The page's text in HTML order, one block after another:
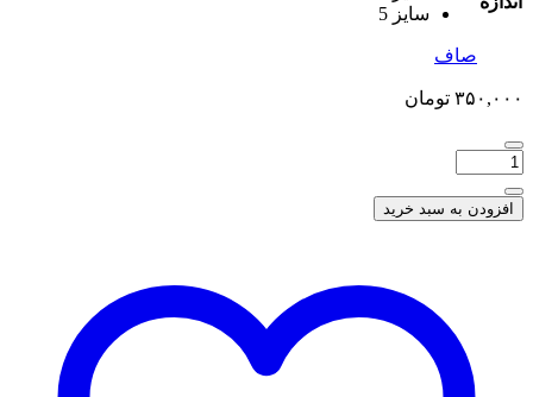
سایز 5
صاف
۳۵۰,۰۰۰ تومان
افزودن به سبد خرید